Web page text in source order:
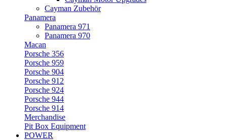
Cayman Zubehör
Panamera
Panamera 971
Panamera 970
Macan
Porsche 356
Porsche 959
Porsche 904
Porsche 912
Porsche 924
Porsche 944
Porsche 914
Merchandise
Pit Box Equipment
POWER